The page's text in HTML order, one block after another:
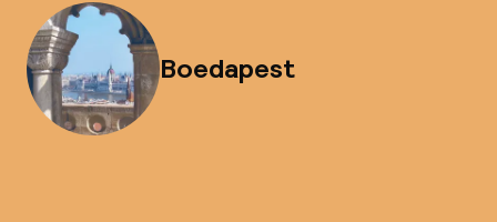
Boedapest